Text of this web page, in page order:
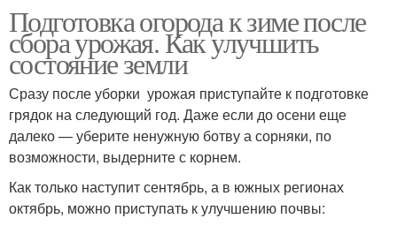
Подготовка огорода к зиме после
сбора урожая. Как улучшить
состояние земли
Сразу после уборки урожая приступайте к подготовке
грядок на следующий год. Даже если до осени еще
далеко — уберите ненужную ботву а сорняки, по
возможности, выдерните с корнем.
Как только наступит сентябрь, а в южных регионах
октябрь, можно приступать к улучшению почвы: